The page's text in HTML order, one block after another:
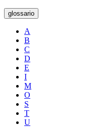
glossario
A
B
C
D
E
I
M
O
S
T
U